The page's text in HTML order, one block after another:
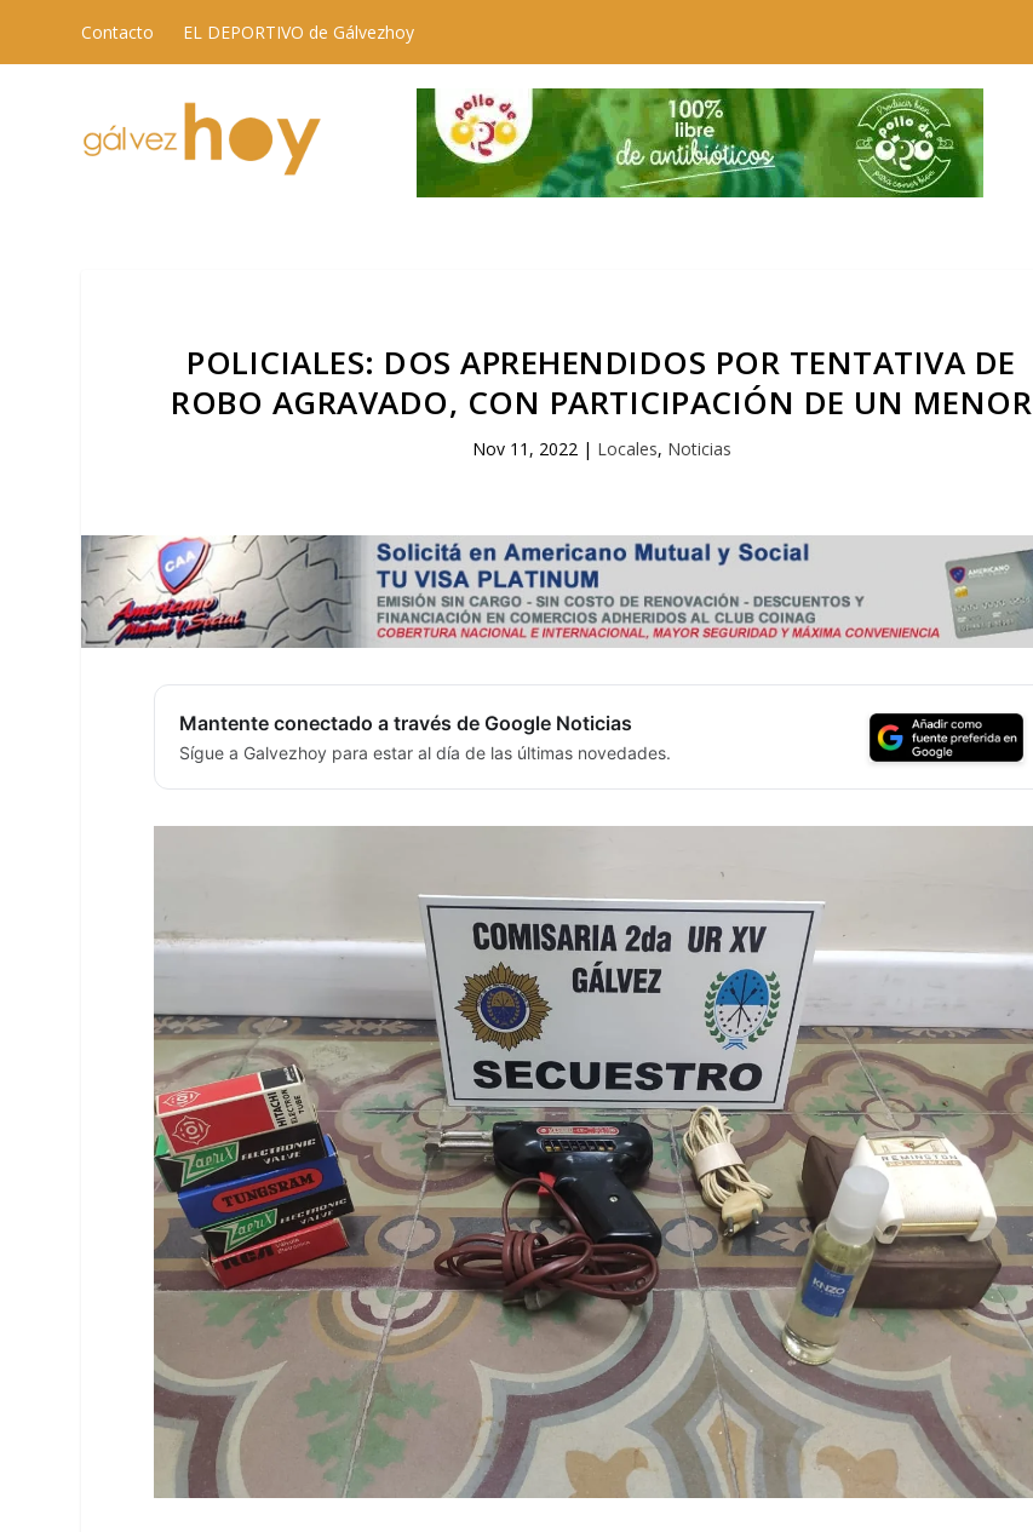
Contacto EL DEPORTIVO de Gálvezhoy
POLICIALES: DOS APREHENDIDOS POR TENTATIVA DE
ROBO AGRAVADO, CON PARTICIPACIÓN DE UN MENOR
Nov 11, 2022| Locales, Noticias
Mantente conectado a través de Google Noticias
Sígue a Galvezhoy para estar al día de las últimas novedades.